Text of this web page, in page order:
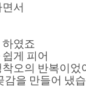
서
였죠
게 피어
오의 반복이었
감을 만들어 냈